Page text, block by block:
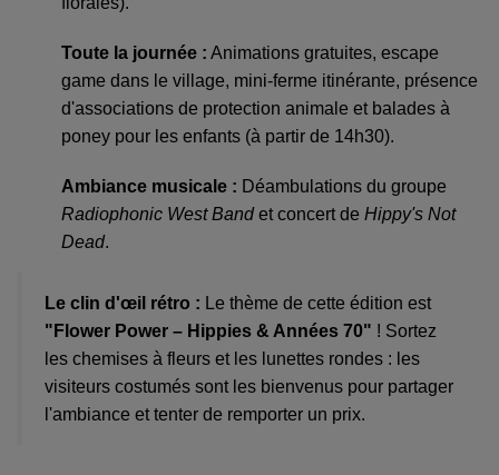
Toute la journée : Animations gratuites, escape
game dans le village, mini-ferme itinérante, présence
d'associations de protection animale et balades à
poney pour les enfants (à partir de 14h30).
Ambiance musicale : Déambulations du groupe
Radiophonic West Bandet concert de Hippy's Not
Dead.
Le clin d'œil rétro : Le thème de cette édition est
"Flower Power – Hippies & Années 70" ! Sortez
les chemises à fleurs et les lunettes rondes : les
visiteurs costumés sont les bienvenus pour partager
l'ambiance et tenter de remporter un prix.